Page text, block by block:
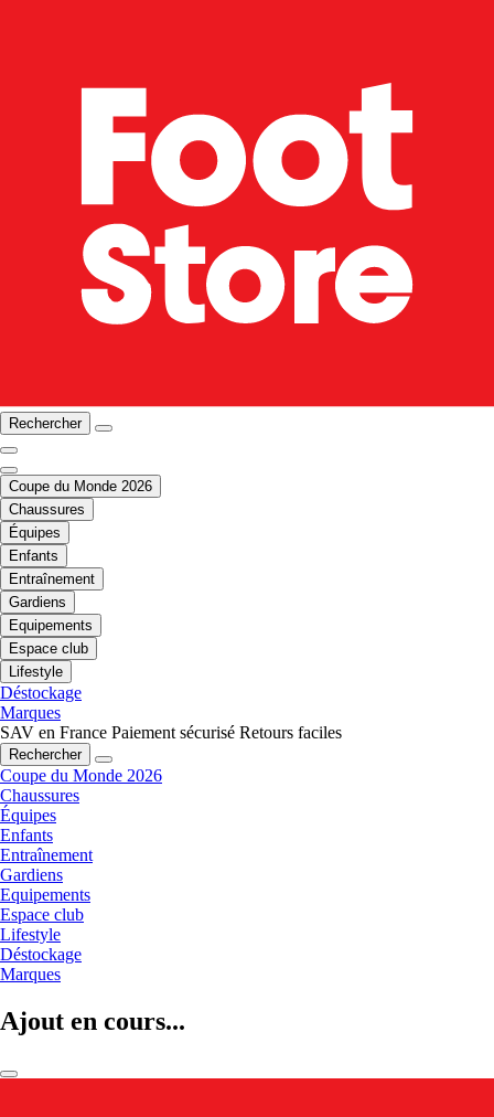
Rechercher
Coupe du Monde 2026
Chaussures
Équipes
Enfants
Entraînement
Gardiens
Equipements
Espace club
Lifestyle
Déstockage
Marques
SAV en France Paiement sécurisé Retours faciles
Rechercher
Coupe du Monde 2026
Chaussures
Équipes
Enfants
Entraînement
Gardiens
Equipements
Espace club
Lifestyle
Déstockage
Marques
Ajout en cours...